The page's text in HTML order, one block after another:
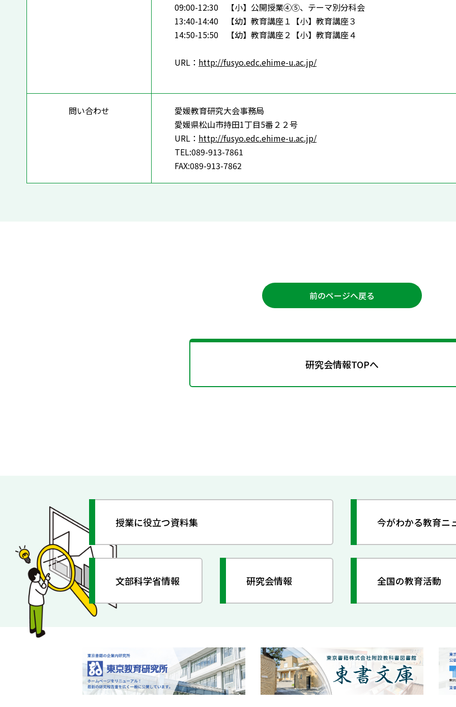
09:00-12:30 【小】公開授業④⑤、テーマ別分科会
13:40-14:40 【幼】教育講座１【小】教育講座３
14:50-15:50 【幼】教育講座２【小】教育講座４
URL： http://fusyo.edc.ehime-u.ac.jp/
問い合わせ
愛媛教育研究大会事務局
愛媛県松山市持田1丁目5番２２号
URL： http://fusyo.edc.ehime-u.ac.jp/
TEL:089-913-7861
FAX:089-913-7862
前のページへ戻る
研究会情報TOPへ
授業に役立つ資料集 今がわかる教育ニ
文部科学省情報 研究会情報 全国の教育活動